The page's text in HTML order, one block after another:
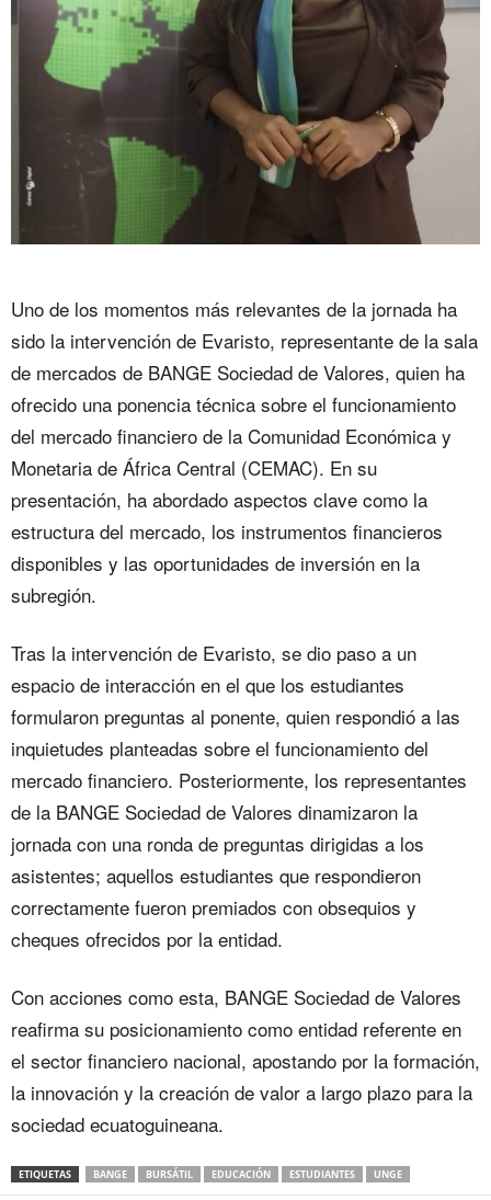
Uno de los momentos más relevantes de la jornada ha
sido la intervención de Evaristo, representante de la sala
de mercados de BANGE Sociedad de Valores, quien ha
ofrecido una ponencia técnica sobre el funcionamiento
del mercado financiero de la Comunidad Económica y
Monetaria de África Central (CEMAC). En su
presentación, ha abordado aspectos clave como la
estructura del mercado, los instrumentos financieros
disponibles y las oportunidades de inversión en la
subregión.
Tras la intervención de Evaristo, se dio paso a un
espacio de interacción en el que los estudiantes
formularon preguntas al ponente, quien respondió a las
inquietudes planteadas sobre el funcionamiento del
mercado financiero. Posteriormente, los representantes
de la BANGE Sociedad de Valores dinamizaron la
jornada con una ronda de preguntas dirigidas a los
asistentes; aquellos estudiantes que respondieron
correctamente fueron premiados con obsequios y
cheques ofrecidos por la entidad.
Con acciones como esta, BANGE Sociedad de Valores
reafirma su posicionamiento como entidad referente en
el sector financiero nacional, apostando por la formación,
la innovación y la creación de valor a largo plazo para la
sociedad ecuatoguineana.
ETIQUETAS BANGE BURSÁTIL EDUCACIÓN ESTUDIANTES UNGE